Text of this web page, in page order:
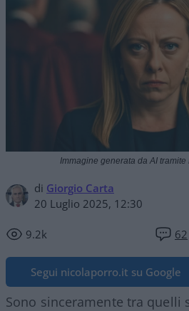
di Giorgio Carta
20 Luglio 2025, 12:30
9.2k 62
Immagine generata da AI tramite
Segui nicolaporro.it su Google
Sono sinceramente tra quelli